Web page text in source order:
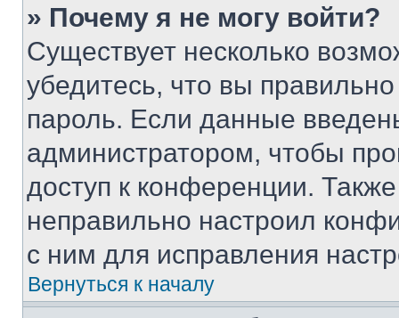
» Почему я не могу войти?
Существует несколько
убедитесь, что вы
пароль. Если данные
администратором, чтобы
доступ к конференции.
неправильно настроил
с ним для исправления
Вернуться к началу